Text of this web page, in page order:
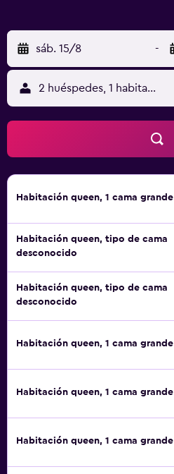
sáb. 15/8 -
2 huéspedes, 1 habitación
Habitación queen, 1 cama grande
Habitación queen, tipo de cama
desconocido
Habitación queen, tipo de cama
desconocido
Habitación queen, 1 cama grande
Habitación queen, 1 cama grande
Habitación queen, 1 cama grande